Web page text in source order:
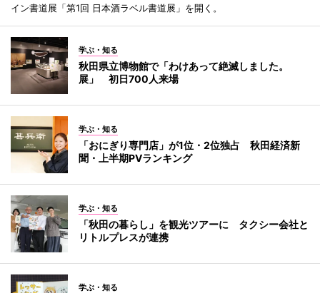
イン書道展「第1回 日本酒ラベル書道展」を開く。
学ぶ・知る
秋田県立博物館で「わけあって絶滅しました。
展」 初日700人来場
学ぶ・知る
「おにぎり専門店」が1位・2位独占 秋田経済新
聞・上半期PVランキング
学ぶ・知る
「秋田の暮らし」を観光ツアーに タクシー会社と
リトルプレスが連携
学ぶ・知る